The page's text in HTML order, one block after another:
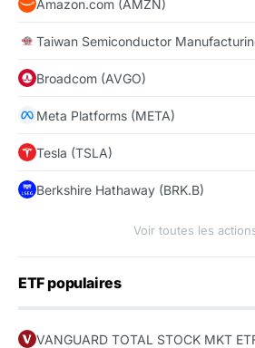
Amazon.com (AMZN)
Taiwan Semiconductor
Broadcom (AVGO)
Meta Platforms (META)
Tesla (TSLA)
Berkshire Hathaway (BRK.B)
Voir toutes les
ETF populaires
VANGUARD TOTAL STOCK MKT